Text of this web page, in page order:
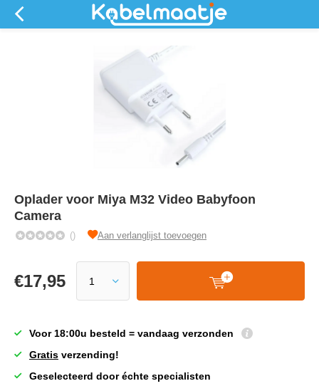
Oplader voor Miya M32 Video Babyfoon
Camera
() Aan verlanglijst toevoegen
€17,95
Voor 18:00u besteld = vandaag verzonden
Gratis verzending!
Geselecteerd door échte specialisten